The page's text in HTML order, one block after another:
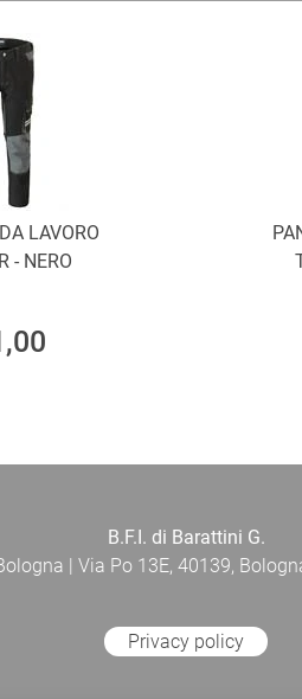
LAVORO
- NERO
B.F.I. di Barattini G.
| Via Po 13E, 40139,
Privacy policy